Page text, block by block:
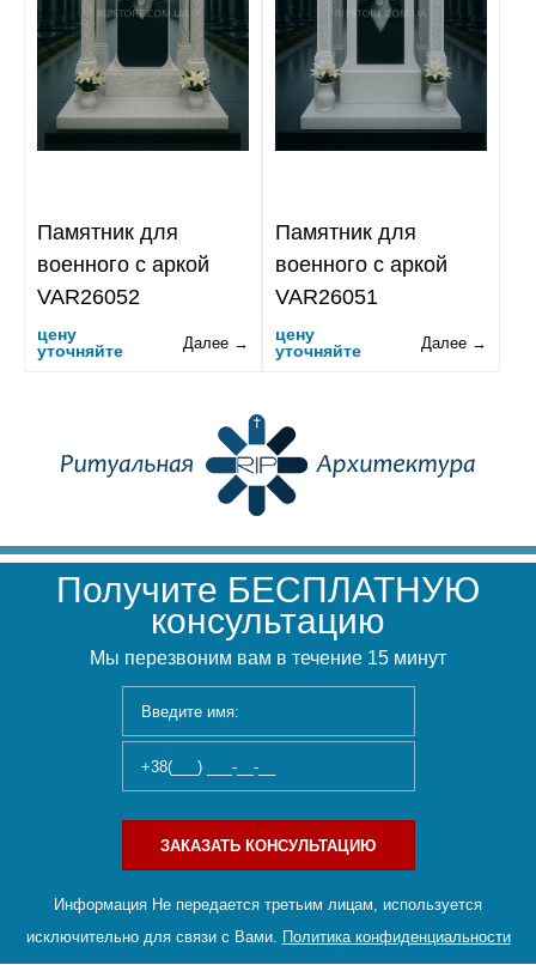
Памятник для
военного с аркой
VAR26052
цену
уточняйте
Далее →
Памятник для
военного с аркой
VAR26051
цену
уточняйте
Далее →
Получите БЕСПЛАТНУЮ
консультацию
Мы перезвоним вам в течение 15 минут
ЗАКАЗАТЬ КОНСУЛЬТАЦИЮ
Информация Не передается третьим лицам, используется
исключительно для связи с Вами. Политика конфиденциальности